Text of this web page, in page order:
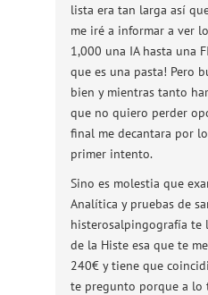
lista era tan larga así
me iré a informar a ver
1,000 una IA hasta una
que es una pasta! Pero
bien y mientras tanto
que no quiero perder
final me decantara por
primer intento.
Sino es molestia que
Analítica y pruebas de
histerosalpingografía te
de la Histe esa que te
240€ y tiene que
te pregunto porque a